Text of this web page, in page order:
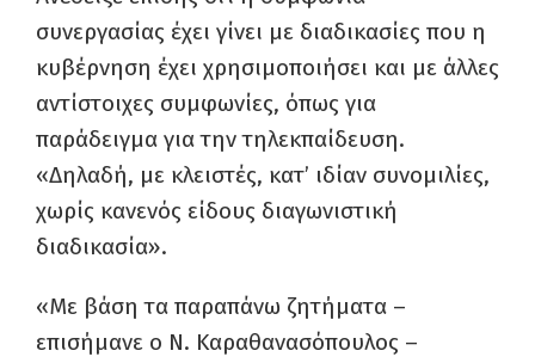
συνεργασίας έχει γίνει με διαδικασίες που η
κυβέρνηση έχει χρησιμοποιήσει και με άλλες
αντίστοιχες συμφωνίες, όπως για
παράδειγμα για την τηλεκπαίδευση.
«Δηλαδή, με κλειστές, κατ’ ιδίαν συνομιλίες,
χωρίς κανενός είδους διαγωνιστική
διαδικασία».
«Με βάση τα παραπάνω ζητήματα –
επισήμανε ο Ν. Καραθανασόπουλος –